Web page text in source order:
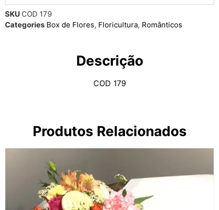
SKU COD 179
Categories Box de Flores, Floricultura, Românticos
Descrição
COD 179
Produtos Relacionados